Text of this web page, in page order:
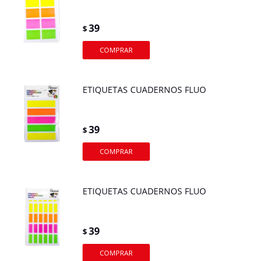
$39
ETIQUETAS CUADERNOS FLUO
$39
ETIQUETAS CUADERNOS FLUO
$39